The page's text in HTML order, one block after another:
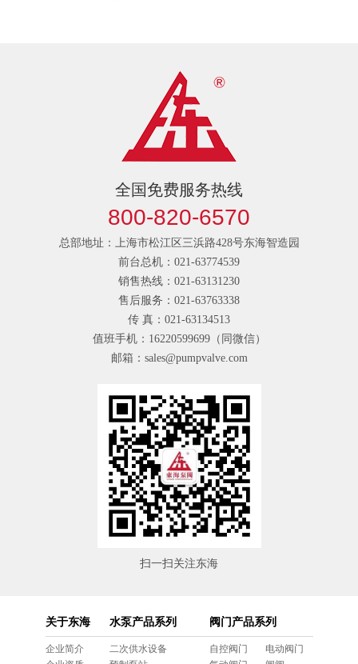
全国免费服务热线
800-820-6570
总部地址：上海市松江区三浜路428号东海智造园
前台总机：021-63774539
销售热线：021-63131230
售后服务：021-63763338
传 真：021-63134513
值班手机：16220599699（同微信）
邮箱：sales@pumpvalve.com
扫一扫关注东海
关于东海
企业简介
水泵产品系列
二次供水设备
阀门产品系列
自控阀门
电动阀门